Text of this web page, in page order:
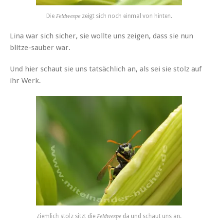
Die Feldwespezeigt sich noch einmal von hinten.
Lina war sich sicher, sie wollte uns zeigen, dass sie nun
blitze-sauber war.
Und hier schaut sie uns tatsächlich an, als sei sie stolz auf
ihr Werk.
Ziemlich stolz sitzt die Feldwespe da und schaut uns an.